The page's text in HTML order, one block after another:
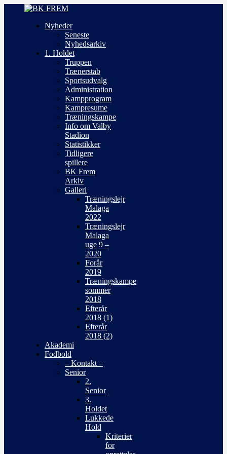
Nyheder
Seneste
Nyhedsarkiv
1. Holdet
Truppen
Trænerstab
Sportsudvalg
Administration
Kampprogram
Kampresume
Træningskampe
Info om Valby
Stadion
Statistikker
Tidligere
spillere
BK Frem
Arkiv
Galleri
Træningslejr
Malaga
2022
Træningslejr
Malaga
uge 9 –
2020
Forår
2019
Træningskampe
sommer
2018
Efterår
2018 (1)
Efterår
2018 (2)
Akademi
Fodbold
– Kontakt –
Senior
2.
Senior
3.
Holdet
Lukkede
Hold
Kriterier
for